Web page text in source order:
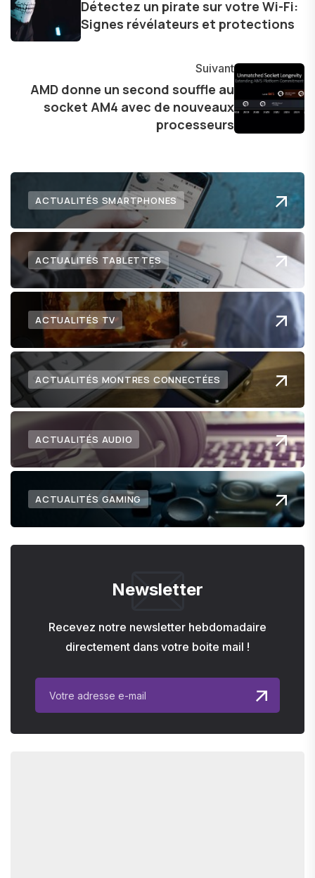
dans le paysage technologique en constante
évolution.
Détectez un pirate sur votre Wi-Fi:
Signes révélateurs et protections
Suivant
AMD donne un second souffle au
socket AM4 avec de nouveaux
processeurs
ACTUALITÉS SMARTPHONES
ACTUALITÉS TABLETTES
ACTUALITÉS TV
ACTUALITÉS MONTRES CONNECTÉES
ACTUALITÉS AUDIO
ACTUALITÉS GAMING
Newsletter
Recevez notre newsletter hebdomadaire
directement dans votre boite mail !